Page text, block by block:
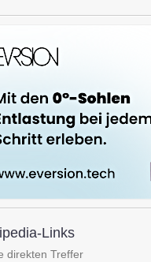
Links
direkten Treffer